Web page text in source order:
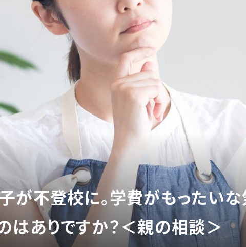
が不登校に。学費がもったいな
はありですか？＜親の相談＞